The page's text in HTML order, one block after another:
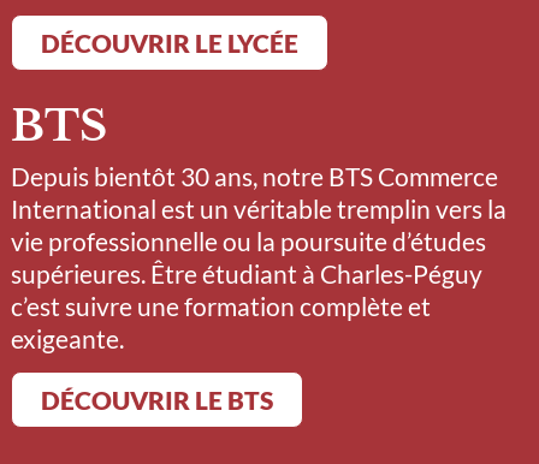
DÉCOUVRIR LE LYCÉE
BTS
Depuis bientôt 30 ans, notre BTS Commerce
International est un véritable tremplin vers la
vie professionnelle ou la poursuite d’études
supérieures. Être étudiant à Charles-Péguy
c’est suivre une formation complète et
exigeante.
DÉCOUVRIR LE BTS